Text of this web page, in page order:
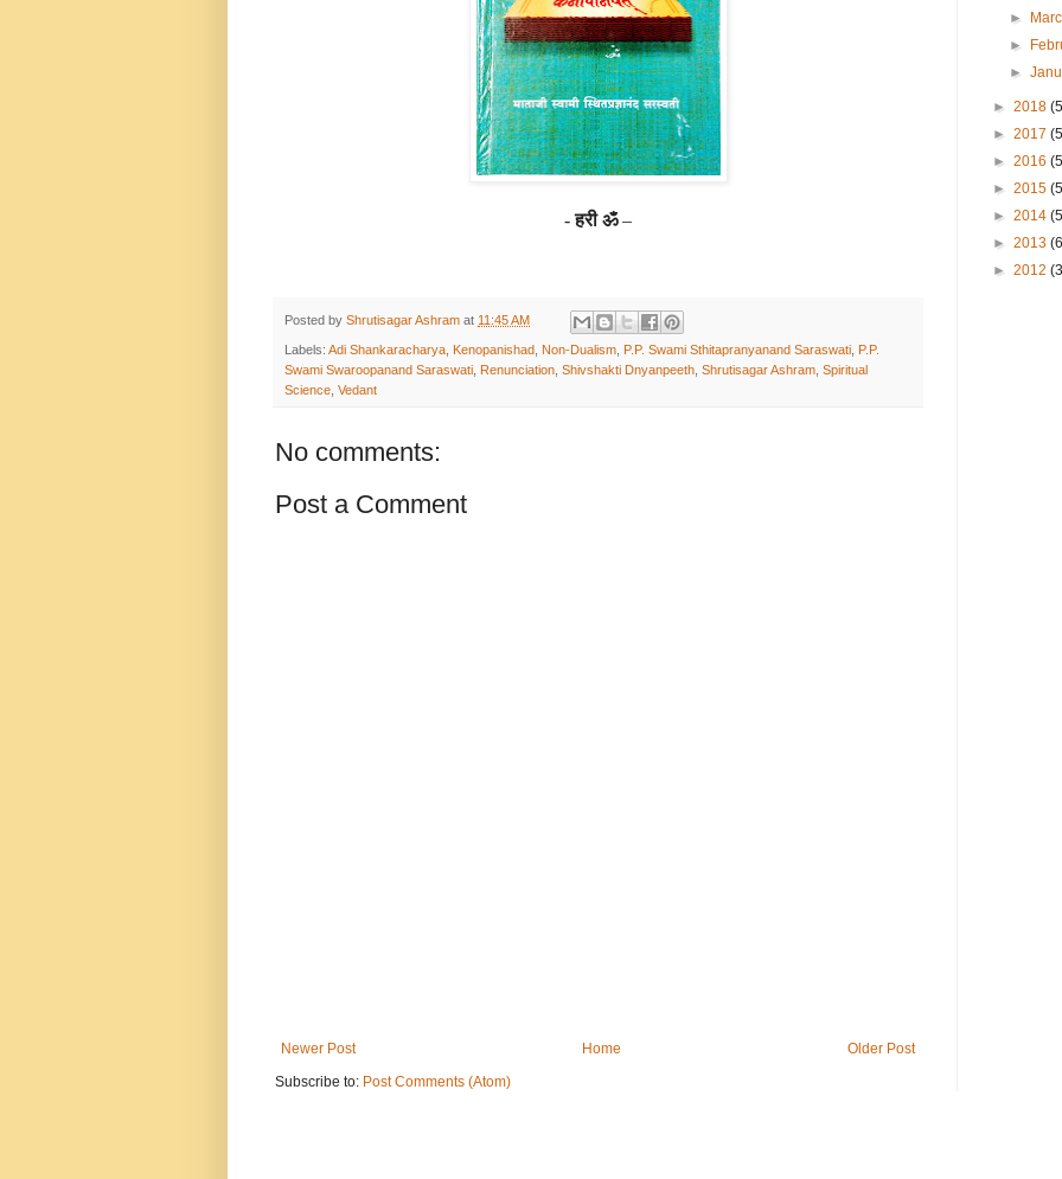
-हरी ॐ–
Posted by Shrutisagar Ashram at 11:45 AM
Labels: Adi Shankaracharya Kenopanishad Non-Dualism P.P. Swami Sthitapranyanand Saraswati P.P.
Swami Swaroopanand Saraswati Renunciation Shivshakti Dnyanpeeth Shrutisagar Ashram Spiritual
Science Vedant
No comments:
Post a Comment
Newer Post Older Post
Home
Subscribe to: Post Comments (Atom)
►
►
►
► 2018
► 2017
► 2016
► 2015
► 2014
► 2013
► 2012